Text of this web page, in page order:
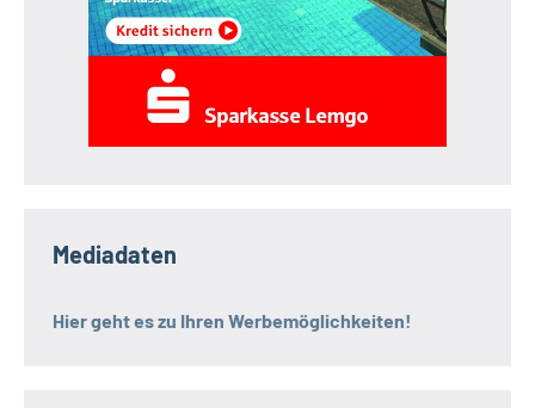
Mediadaten
Hier geht es zu Ihren Werbemöglichkeiten!